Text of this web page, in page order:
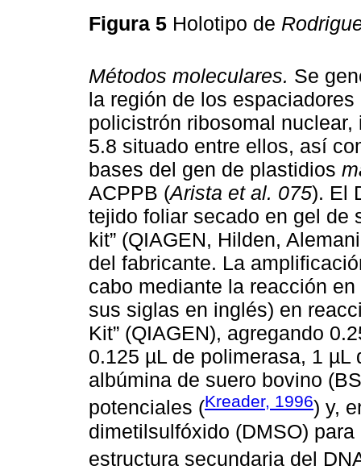
Figura 5 Holotipo de
Métodos moleculares. Se
la región de los
policistrón ribosomal
5.8 situado entre ellos, así
bases del gen de plastidios
ACPPB (Arista et al. 075). El
tejido foliar secado en gel de
kit” (QIAGEN, Hilden,
del fabricante. La
cabo mediante la reacción
sus siglas en inglés) en
Kit” (QIAGEN), agregando
0.125 µL de polimerasa, 1
albúmina de suero bovino
potenciales (Kreader, 1996) y,
dimetilsulfóxido (DMSO)
estructura secundaria del